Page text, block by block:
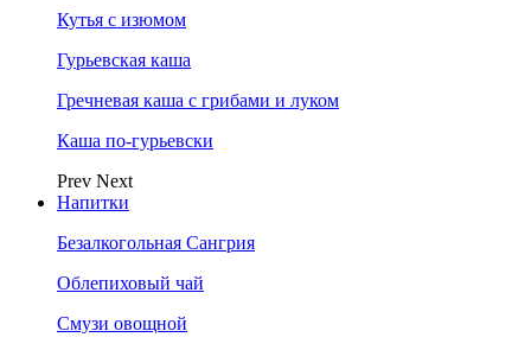
Кутья с изюмом
Гурьевская каша
Гречневая каша с грибами и луком
Каша по-гурьевски
Prev Next
Напитки
Безалкогольная Сангрия
Облепиховый чай
Смузи овощной